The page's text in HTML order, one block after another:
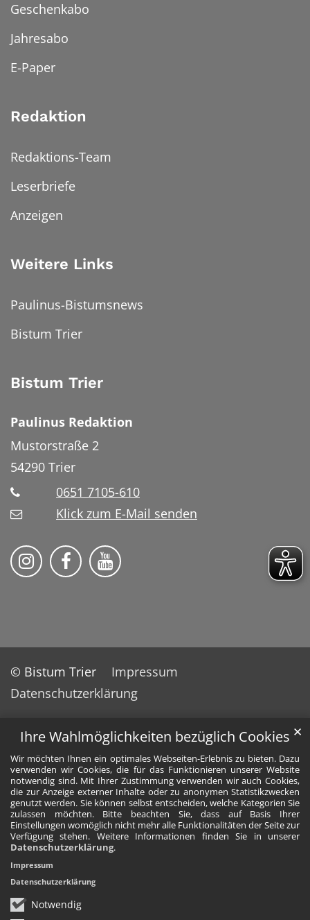
Ihre Wahlmöglichkeiten bezüglich Cookies
Wir möchten Ihnen ein optimales Webseiten-Erlebnis zu bieten. Dazu
verwenden wir Cookies, die für das Funktionieren unserer Website
notwendig sind. Mit Ihrer Zustimmung verwenden wir auch Cookies,
die zur Anzeige externer Inhalte oder zu anonymen Statistikzwecken
genutzt werden. Sie können selbst entscheiden, welche Kategorien Sie
zulassen möchten. Bitte beachten Sie, dass auf Basis Ihrer
Einstellungen womöglich nicht mehr alle Funktionalitäten der Seite zur
Verfügung stehen. Weitere Informationen finden Sie in unserer
Datenschutzerklärung.
Notwendig
✕
Impressum
Datenschutzerklärung
Geschenkabo
Jahresabo
E-Paper
Redaktion
Redaktions-Team
Leserbriefe
Anzeigen
Weitere Links
Paulinus-Bistumsnews
Bistum Trier
Bistum Trier
Paulinus Redaktion
Mustorstraße 2
54290 Trier
0651 7105-610
Klick zum E-Mail senden
Bistum Trier auf Instragram
Bistum Trier auf Facebook
Bistum Trier auf YouTube
© Bistum Trier
Impressum
Datenschutzerklärung